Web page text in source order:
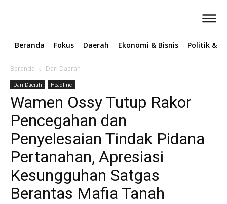
Beranda Fokus Daerah Ekonomi & Bisnis Politik &
Beranda Dari Daerah
Dari Daerah Headline
Wamen Ossy Tutup Rakor
Pencegahan dan
Penyelesaian Tindak Pidana
Pertanahan, Apresiasi
Kesungguhan Satgas
Berantas Mafia Tanah